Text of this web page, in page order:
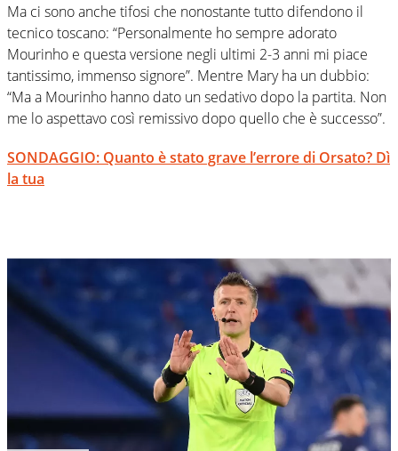
Ma ci sono anche tifosi che nonostante tutto difendono il
tecnico toscano: “Personalmente ho sempre adorato
Mourinho e questa versione negli ultimi 2-3 anni mi piace
tantissimo, immenso signore”. Mentre Mary ha un dubbio:
“Ma a Mourinho hanno dato un sedativo dopo la partita. Non
me lo aspettavo così remissivo dopo quello che è successo”.
SONDAGGIO: Quanto è stato grave l’errore di Orsato? Dì
la tua